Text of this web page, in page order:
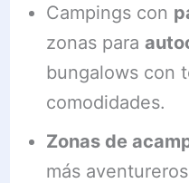
Campings con
zonas para
bungalows con
comodidades.
Zonas de
más